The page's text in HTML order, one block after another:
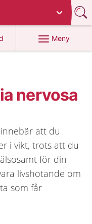
Meny
nervosa
att du
i vikt, trots att du
för din
livshotande om
som får